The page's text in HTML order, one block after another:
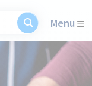
Menu